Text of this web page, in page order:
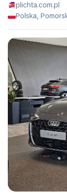
plichta.com.pl
Polska,